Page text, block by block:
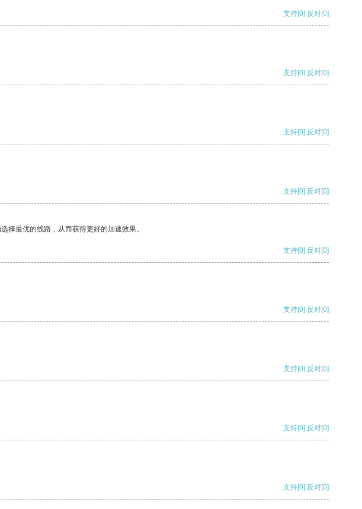
支持[0] 反对[0]
支持[0] 反对[0]
支持[0] 反对[0]
支持[0] 反对[0]
择最优的线路，从而获得更好的加速效果。
支持[0] 反对[0]
支持[0] 反对[0]
支持[0] 反对[0]
支持[0] 反对[0]
支持[0] 反对[0]